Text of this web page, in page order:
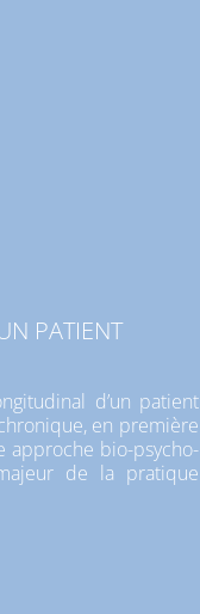
PATIENT
d’un patient
en première
approche bio-psycho-
de la pratique